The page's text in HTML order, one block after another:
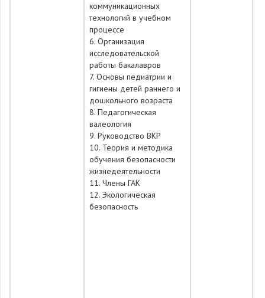
коммуникационных
технологий в учебном
процессе
6. Организация
исследовательской
работы бакалавров
7. Основы педиатрии и
гигиены детей раннего и
дошкольного возраста
8. Педагогическая
валеология
9. Руководство ВКР
10. Теория и методика
обучения безопасности
жизнедеятельности
11. Члены ГАК
12. Экологическая
безопасность